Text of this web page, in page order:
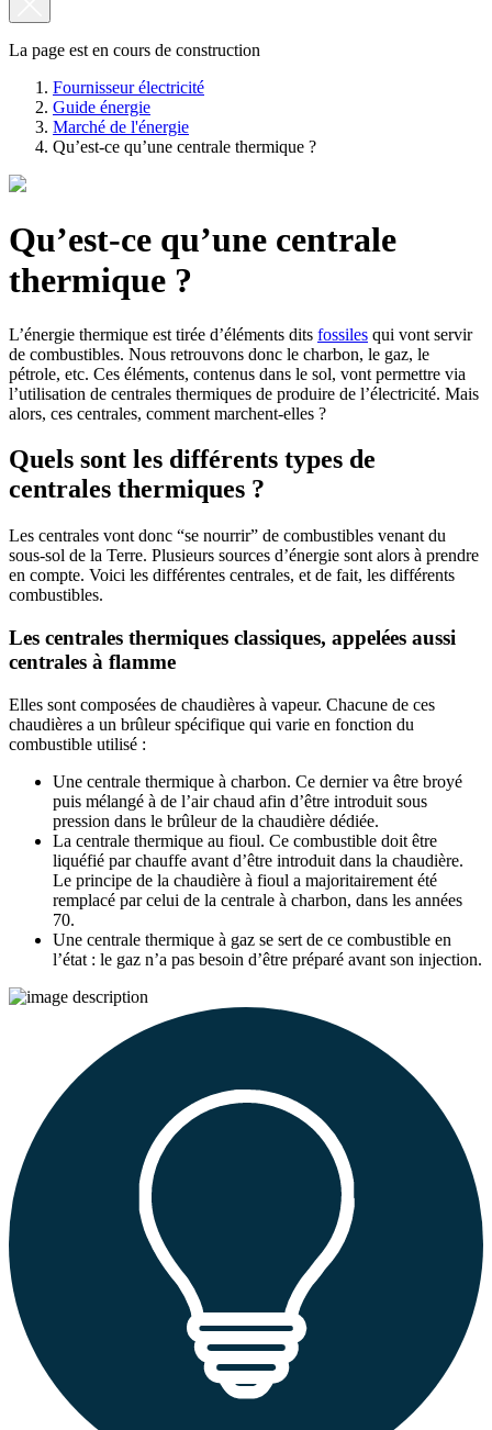
La page est en cours de construction
Fournisseur électricité
Guide énergie
Marché de l'énergie
Qu’est-ce qu’une centrale thermique ?
Qu’est-ce qu’une centrale
thermique ?
L’énergie thermique est tirée d’éléments dits fossiles qui vont servir
de combustibles. Nous retrouvons donc le charbon, le gaz, le
pétrole, etc. Ces éléments, contenus dans le sol, vont permettre via
l’utilisation de centrales thermiques de produire de l’électricité. Mais
alors, ces centrales, comment marchent-elles ?
Quels sont les différents types de
centrales thermiques ?
Les centrales vont donc “se nourrir” de combustibles venant du
sous-sol de la Terre. Plusieurs sources d’énergie sont alors à prendre
en compte. Voici les différentes centrales, et de fait, les différents
combustibles.
Les centrales thermiques classiques, appelées aussi
centrales à flamme
Elles sont composées de chaudières à vapeur. Chacune de ces
chaudières a un brûleur spécifique qui varie en fonction du
combustible utilisé :
Une centrale thermique à charbon. Ce dernier va être broyé
puis mélangé à de l’air chaud afin d’être introduit sous
pression dans le brûleur de la chaudière dédiée.
La centrale thermique au fioul. Ce combustible doit être
liquéfié par chauffe avant d’être introduit dans la chaudière.
Le principe de la chaudière à fioul a majoritairement été
remplacé par celui de la centrale à charbon, dans les années
70.
Une centrale thermique à gaz se sert de ce combustible en
l’état : le gaz n’a pas besoin d’être préparé avant son injection.